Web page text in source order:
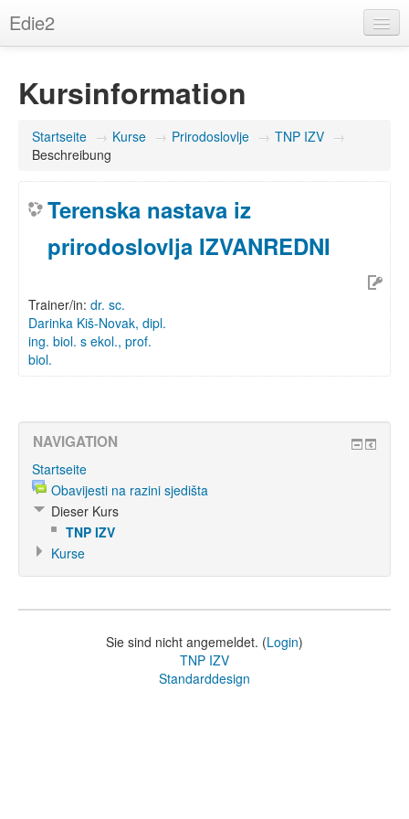
Edie2
Sie sind nicht angemeldet. ( Login)
Kursinformation
Startseite → Kurse → Prirodoslovlje → TNP IZV →
Beschreibung
Terenska nastava iz
prirodoslovlja IZVANREDNI
Trainer/in: dr. sc.
Darinka Kiš-Novak, dipl.
ing. biol. s ekol., prof.
biol.
NAVIGATION
Startseite
Obavijesti na razini sjedišta
Dieser Kurs
TNP IZV
Kurse
Sie sind nicht angemeldet. (Login)
TNP IZV
Standarddesign